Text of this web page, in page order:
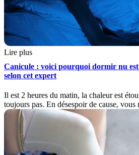
Lire plus
Canicule : voici pourquoi dormir nu est
selon cet expert
Il est 2 heures du matin, la chaleur est
toujours pas. En désespoir de cause, vous